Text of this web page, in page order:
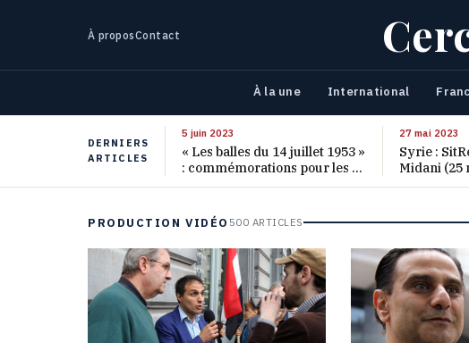
À proposContact
À la une International
DERNIERS
ARTICLES
5 juin 2023
« Les balles du 14 juillet 1953 »
: commémorations pour les 70
ans de ce massacre oublié
27 mai 2023
Syrie :
Midani (25
PRODUCTION VIDÉO 500 ARTICLES